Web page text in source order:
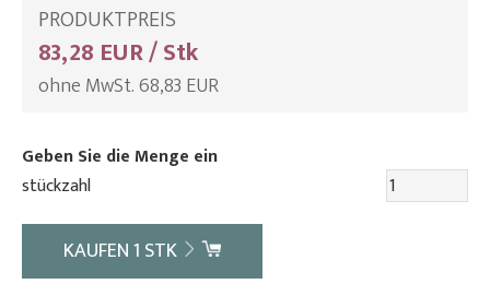
PRODUKTPREIS
83,28 EUR / Stk
ohne MwSt. 68,83 EUR
Geben Sie die Menge ein
stückzahl
KAUFEN1 STK